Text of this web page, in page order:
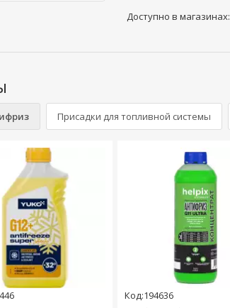
Доступно в магазинах:
Присадки для топливной системы
Код:194636